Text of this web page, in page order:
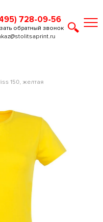
728-09-56
обратный звонок
150, желтая